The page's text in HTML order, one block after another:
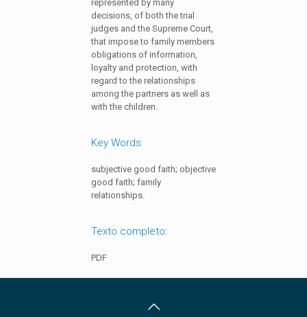
represented by many
decisions, of both the trial
judges and the Supreme Court,
that impose to family members
obligations of information,
loyalty and protection, with
regard to the relationships
among the partners as well as
with the children.
Key Words:
subjective good faith; objective
good faith; family
relationships.
Texto completo:
PDF